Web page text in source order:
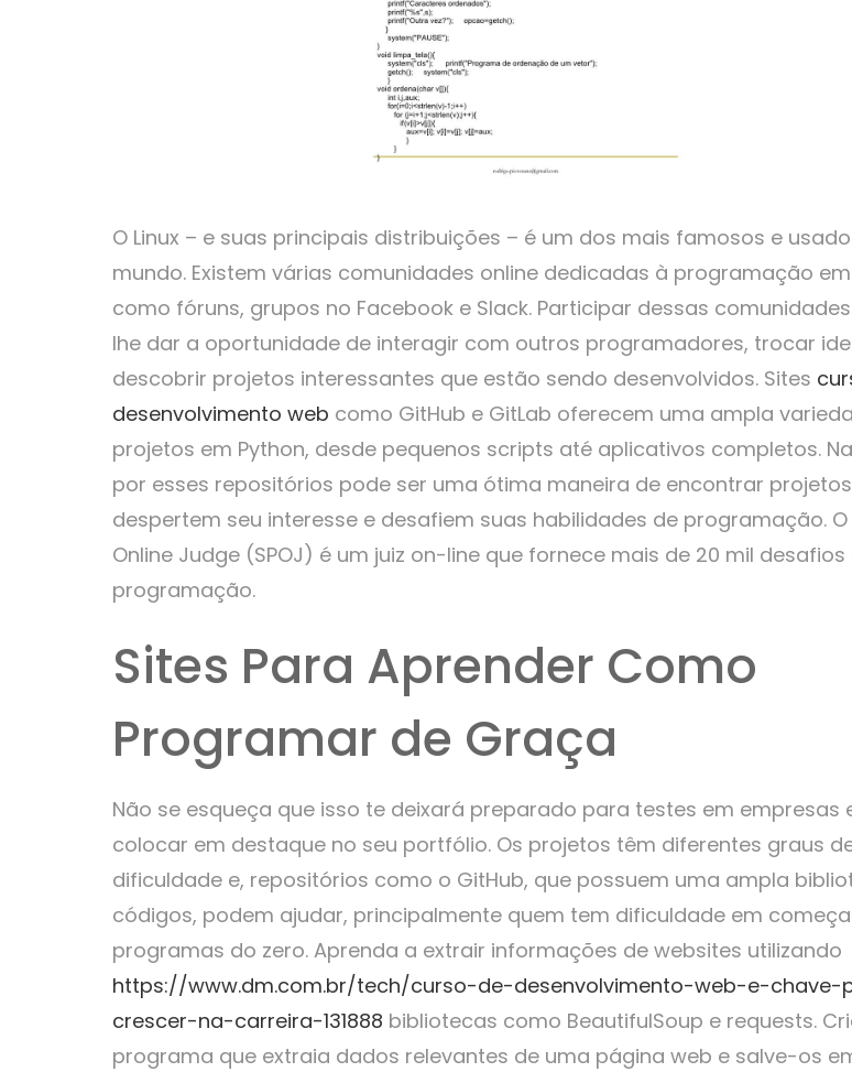
O Linux – e suas principais distribuições – é um dos mais famosos e
mundo. Existem várias comunidades online dedicadas à programação em
como fóruns, grupos no Facebook e Slack. Participar dessas
lhe dar a oportunidade de interagir com outros programadores, trocar
descobrir projetos interessantes que estão sendo desenvolvidos. Sites
desenvolvimento web como GitHub e GitLab oferecem uma ampla
projetos em Python, desde pequenos scripts até aplicativos completos.
por esses repositórios pode ser uma ótima maneira de encontrar
despertem seu interesse e desafiem suas habilidades de programação. O
Online Judge (SPOJ) é um juiz on-line que fornece mais de 20 mil desafios
programação.
Sites Para Aprender Como
Programar de Graça
Não se esqueça que isso te deixará preparado para testes em empresas
colocar em destaque no seu portfólio. Os projetos têm diferentes graus
dificuldade e, repositórios como o GitHub, que possuem uma ampla
códigos, podem ajudar, principalmente quem tem dificuldade em
programas do zero. Aprenda a extrair informações de websites utilizando
https://www.dm.com.br/tech/curso-de-desenvolvimento-web-e-chave-
crescer-na-carreira-131888 bibliotecas como BeautifulSoup e requests.
programa que extraia dados relevantes de uma página web e salve-os